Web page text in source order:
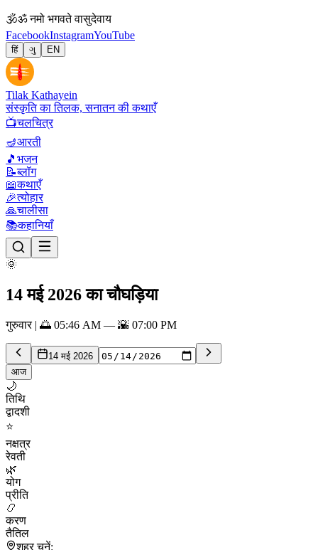
🕉ॐ नमो भगवते वासुदेवाय
FacebookInstagramYouTube
हिं ગુ EN
Tilak Kathayein
संस्कृति का तिलक, सनातन की कथाएँ
📺चलचित्र
🪔आरती
🎵 भजन
📝ब्लॉग
📖कथाएँ
🎉त्योहार
🙏चालीसा
📚कहानियाँ
🌞
14 मई 2026 का चौघड़िया
गुरुवार | 🌅 05:46 AM — 🌇 07:00 PM
14 मई 2026
आज
🌙
तिथि
द्वादशी
⭐
नक्षत्र
रेवती
🌿
योग
प्रीति
📿
करण
तैतिल
शहर चुनें: